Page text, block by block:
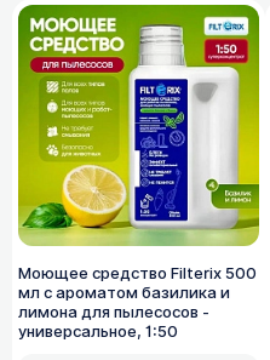
Моющее средство Filterix 500
мл с ароматом базилика и
лимона для пылесосов -
универсальное, 1:50